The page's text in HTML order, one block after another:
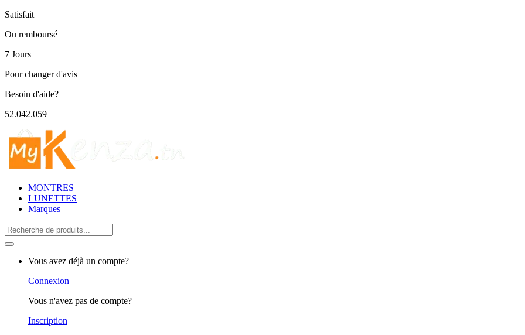
Satisfait
Ou remboursé
7 Jours
Pour changer d'avis
Besoin d'aide?
52.042.059
MONTRES
LUNETTES
Marques
Search
for:
Vous avez déjà un compte?
Connexion
Vous n'avez pas de compte?
Inscription